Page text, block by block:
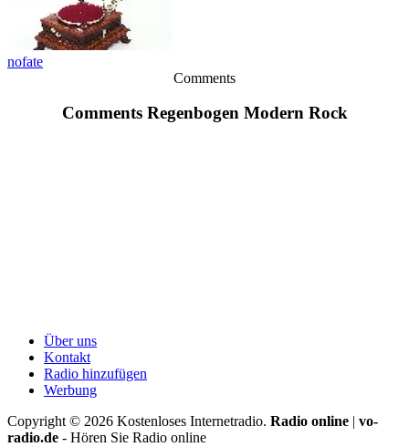
nofate
Comments
Comments Regenbogen Modern Rock
Über uns
Kontakt
Radio hinzufügen
Werbung
Copyright © 2026 Kostenloses Internetradio. Radio online | vo-
radio.de - Hören Sie Radio online